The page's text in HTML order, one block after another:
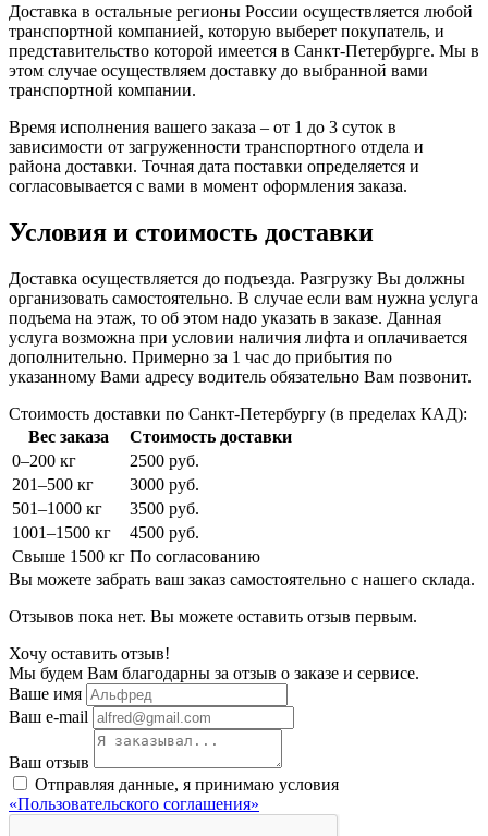
Доставка в остальные регионы России осуществляется любой
транспортной компанией, которую выберет покупатель, и
представительство которой имеется в Санкт-Петербурге. Мы в
этом случае осуществляем доставку до выбранной вами
транспортной компании.
Время исполнения вашего заказа – от 1 до 3 суток в
зависимости от загруженности транспортного отдела и
района доставки. Точная дата поставки определяется и
согласовывается с вами в момент оформления заказа.
Условия и стоимость доставки
Доставка осуществляется до подъезда. Разгрузку Вы должны
организовать самостоятельно. В случае если вам нужна услуга
подъема на этаж, то об этом надо указать в заказе. Данная
услуга возможна при условии наличия лифта и оплачивается
дополнительно. Примерно за 1 час до прибытия по
указанному Вами адресу водитель обязательно Вам позвонит.
Стоимость доставки по Санкт-Петербургу (в пределах КАД):
Вес заказа
Стоимость доставки
0–200 кг
2500 руб.
201–500 кг
3000 руб.
501–1000 кг
3500 руб.
1001–1500 кг
4500 руб.
Свыше 1500 кг По согласованию
Вы можете забрать ваш заказ самостоятельно с нашего склада.
Отзывов пока нет. Вы можете оставить отзыв первым.
Хочу оставить отзыв!
Мы будем Вам благодарны за отзыв о заказе и сервисе.
Ваше имя
Ваш e-mail
Ваш отзыв
Отправляя данные, я принимаю условия
«Пользовательского соглашения»